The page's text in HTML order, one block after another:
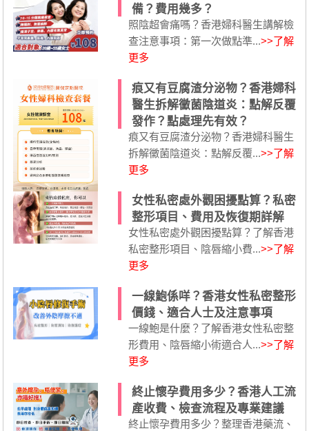
備？費用幾多？
照陰超會痛嗎？香港婦科醫生講解檢
查注意事項：第一次做點準...>>了解
更多
痕又有豆腐渣分泌物？香港婦科
醫生拆解黴菌陰道炎：點解反覆
發作？點處理先有效？
痕又有豆腐渣分泌物？香港婦科醫生
拆解黴菌陰道炎：點解反覆...>>了解
更多
女性私密處外觀困擾點算？私密
整形項目、費用及恢復期詳解
女性私密處外觀困擾點算？了解香港
私密整形項目、陰唇縮小費...>>了解
更多
一線鮑係咩？香港女性私密整形
價錢、適合人士及注意事項
一線鮑是什麼？了解香港女性私密整
形費用、陰唇縮小術適合人...>>了解
更多
終止懷孕費用多少？香港人工流
產收費、檢查流程及專業建議
終止懷孕費用多少？整理香港藥流、